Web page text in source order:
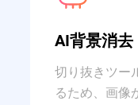
AI背景消去
切り抜きツー
るため、画像